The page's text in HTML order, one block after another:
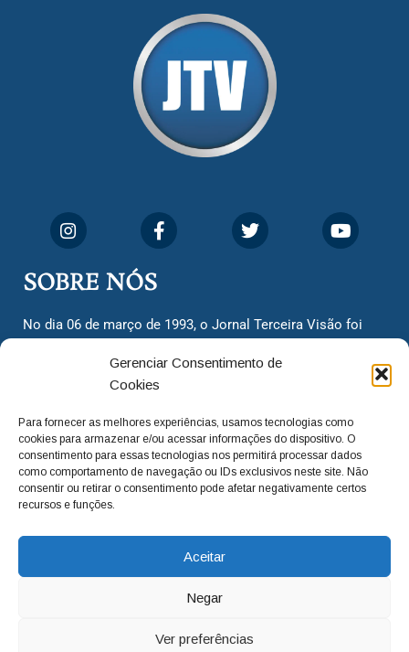
Gerenciar Consentimento de
Cookies
Para fornecer as melhores experiências, usamos tecnologias como
cookies para armazenar e/ou acessar informações do dispositivo. O
consentimento para essas tecnologias nos permitirá processar dados
como comportamento de navegação ou IDs exclusivos neste site. Não
consentir ou retirar o consentimento pode afetar negativamente certos
recursos e funções.
Aceitar
Negar
Ver preferências
SOBRE NÓS
No dia 06 de março de 1993, o Jornal Terceira Visão foi
cidadãos valinhenses, já que naquela época só existiam
dois jornais. Há mais de 30 anos, o jornal continua
com o foco de trazer as melhores notícias. Nunca
deixamos de lado as necessidades do cidadão, sempre
questionando os órgãos públicos em busca de melhorias
para a cidade e sempre cobrando resoluções para casos
adm@jtv.com.br
(19) 3929-6225